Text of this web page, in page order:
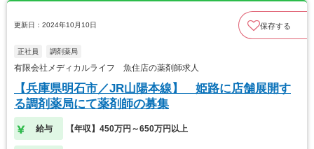
更新日：2024年10月10日 保存する
正社員 調剤薬局
有限会社メディカルライフ 魚住店の薬剤師求人
【兵庫県明石市／JR山陽本線】 姫路に店舗展開す
る調剤薬局にて薬剤師の募集
給与 【年収】450万円～650万円以上